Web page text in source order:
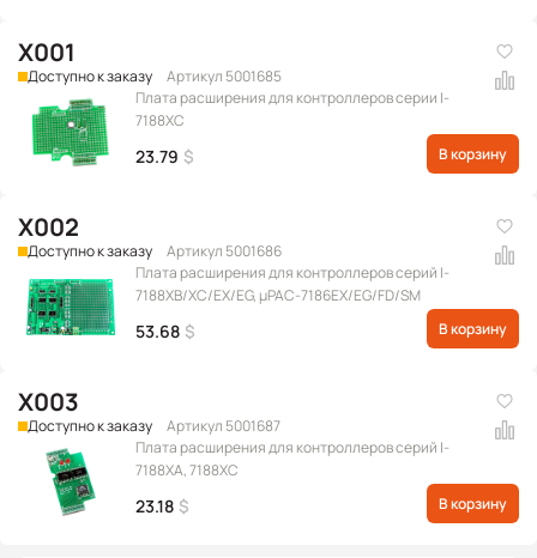
X001
Доступно к заказу
Артикул 5001685
Плата расширения для контроллеров серии I-
7188XC
23.79 $ В корзину
X002
Доступно к заказу
Артикул 5001686
Плата расширения для контроллеров серий I-
7188XB/XC/EX/EG, μPAC-7186EX/EG/FD/SM
53.68 $ В корзину
X003
Доступно к заказу
Артикул 5001687
Плата расширения для контроллеров серий I-
7188XA, 7188XC
23.18 $ В корзину